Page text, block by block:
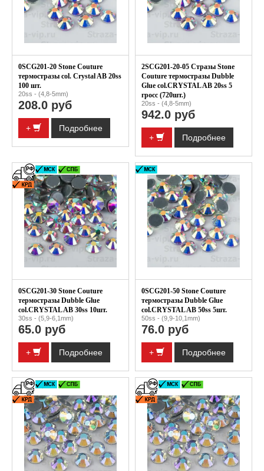
0SCG201-20 Stone Couture
термостразы col. Crystal AB 20ss
100 шт.
20ss - (4,8-5mm)
208.0 руб
+ Подробнее
2SCG201-20-05 Стразы Stone
Couture термостразы Dubble
Glue col.CRYSTAL AB 20ss 5
гросс (720шт.)
20ss - (4,8-5mm)
942.0 руб
+ Подробнее
0SCG201-30 Stone Couture
термостразы Dubble Glue
col.CRYSTAL AB 30ss 10шт.
30ss - (5,9-6,1mm)
65.0 руб
+ Подробнее
0SCG201-50 Stone Couture
термостразы Dubble Glue
col.CRYSTAL AB 50ss 5шт.
50ss - (9,9-10,1mm)
76.0 руб
+ Подробнее